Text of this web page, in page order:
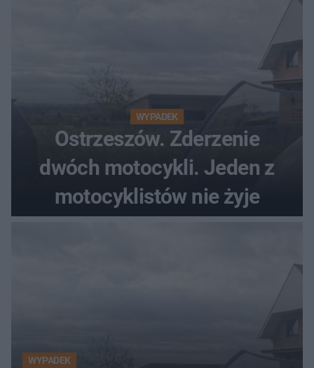
WYPADEK
Ostrzeszów. Zderzenie
dwóch motocykli. Jeden z
motocyklistów nie żyje
WYPADEK